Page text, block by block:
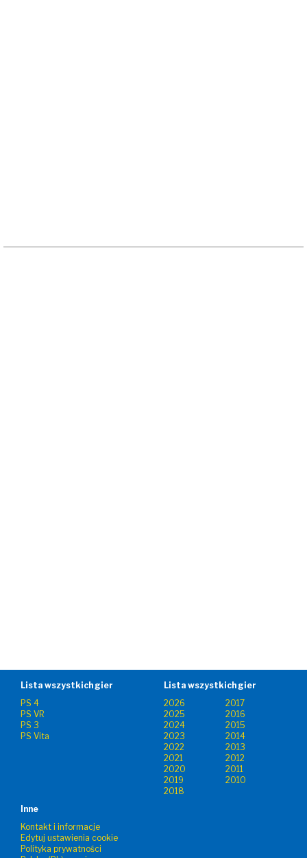
Lista wszystkich gier
PS 4
PS VR
PS 3
PS Vita
Lista wszystkich gier
2026
2017
2025
2016
2024
2015
2023
2014
2022
2013
2021
2012
2020
2011
2019
2010
2018
Inne
Kontakt i informacje
Edytuj ustawienia cookie
Polityka prywatności